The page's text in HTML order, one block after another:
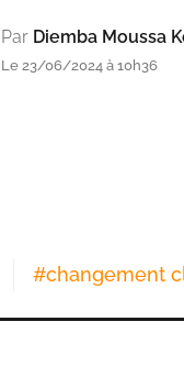
Par Diemba Moussa
Le 23/06/2024 à 10h36
#changement